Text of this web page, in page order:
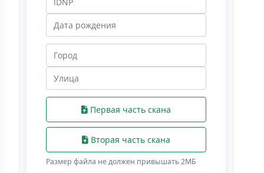
Первая часть скана
Вторая часть скана
Размер файла не должен привышать 2МБ